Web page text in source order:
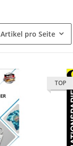
Artikel pro Seite
TOP